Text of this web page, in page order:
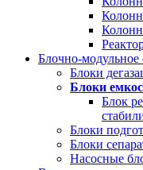
Блочно-модульное
Блоки
Блоки
Блок
Блоки
Блоки
Насосные